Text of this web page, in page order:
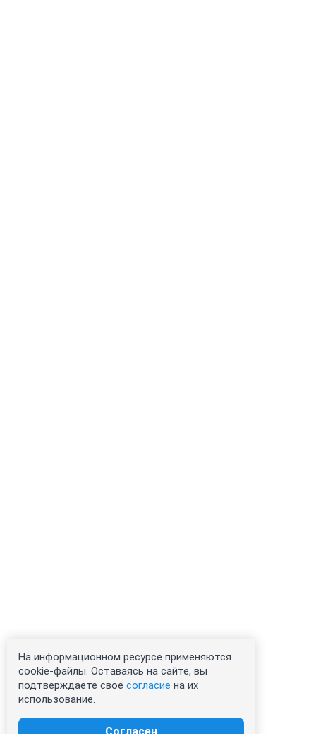
На информационном ресурсе применяются
cookie-файлы. Оставаясь на сайте, вы
подтверждаете свое согласие на их
использование.